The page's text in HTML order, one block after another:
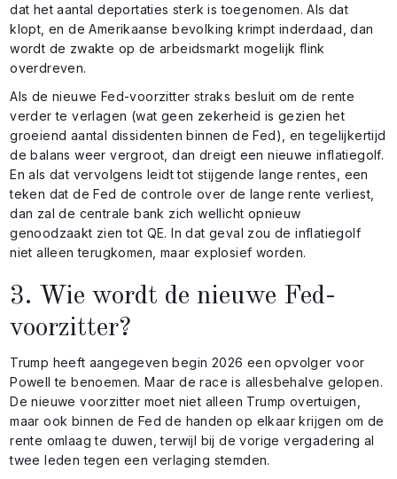
dat het aantal deportaties sterk is toegenomen. Als dat
klopt, en de Amerikaanse bevolking krimpt inderdaad, dan
wordt de zwakte op de arbeidsmarkt mogelijk flink
overdreven.
Als de nieuwe Fed-voorzitter straks besluit om de rente
verder te verlagen (wat geen zekerheid is gezien het
groeiend aantal dissidenten binnen de Fed), en tegelijkertijd
de balans weer vergroot, dan dreigt een nieuwe inflatiegolf.
En als dat vervolgens leidt tot stijgende lange rentes, een
teken dat de Fed de controle over de lange rente verliest,
dan zal de centrale bank zich wellicht opnieuw
genoodzaakt zien tot QE. In dat geval zou de inflatiegolf
niet alleen terugkomen, maar explosief worden.
3. Wie wordt de nieuwe Fed-
voorzitter?
Trump heeft aangegeven begin 2026 een opvolger voor
Powell te benoemen. Maar de race is allesbehalve gelopen.
De nieuwe voorzitter moet niet alleen Trump overtuigen,
maar ook binnen de Fed de handen op elkaar krijgen om de
rente omlaag te duwen, terwijl bij de vorige vergadering al
twee leden tegen een verlaging stemden.